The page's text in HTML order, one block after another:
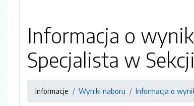
Informacja o
Specjalista w
Informacje Wyniki naboru Informacja o